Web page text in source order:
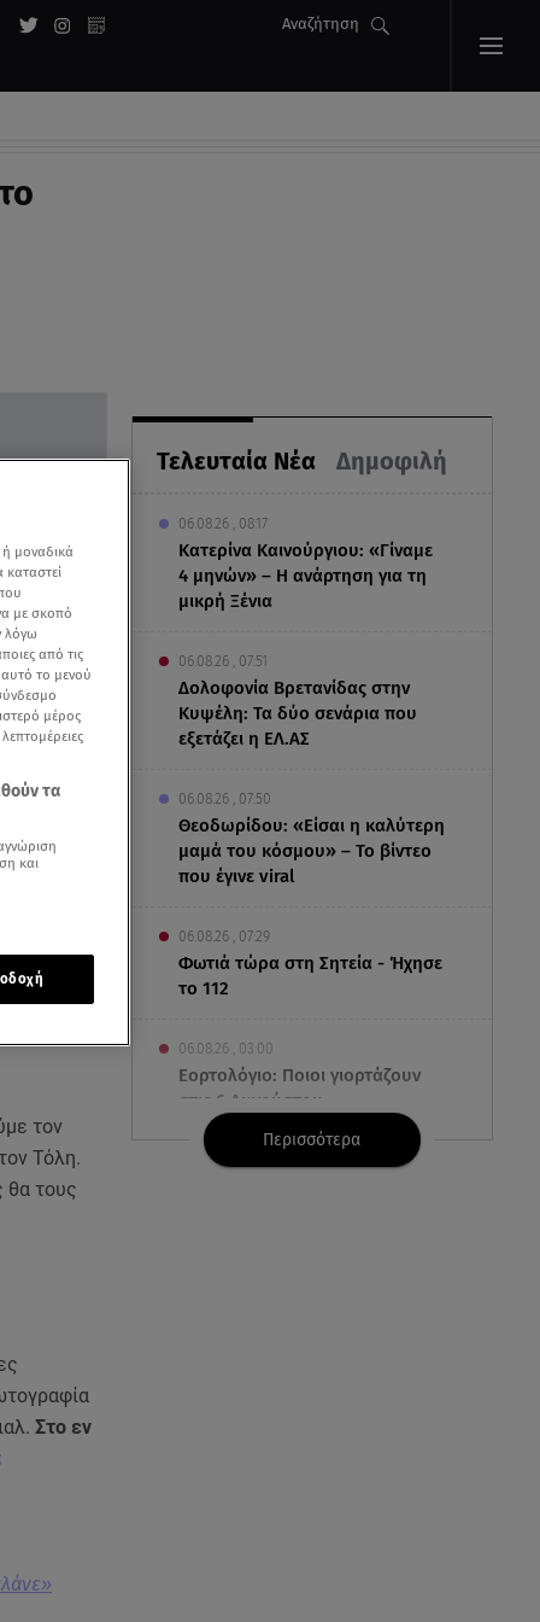
Αναζήτηση
Τελευταία Νέα Δημοφιλή
06.08.26 , 08:17
Κατερίνα Καινούργιου: «Γίναμε
4 μηνών» – Η ανάρτηση για τη
μικρή Ξένια
06.08.26 , 07:51
Δολοφονία Βρετανίδας στην
Κυψέλη: Τα δύο σενάρια που
εξετάζει η ΕΛ.ΑΣ
06.08.26 , 07:50
Θεοδωρίδου: «Είσαι η καλύτερη
μαμά του κόσμου» – Το βίντεο
που έγινε viral
06.08.26 , 07:29
Φωτιά τώρα στη Σητεία - Ήχησε
το 112
06.08.26 , 03:00
Εορτολόγιο: Ποιοι γιορτάζουν
στις 6 Αυγούστου
05.08.26 , 23:39
Περισσότερα
Σαμαρά) με
τον
Τόλη.
θα τους
Στο εν
μοναδικά
με σκοπό
λόγω
από τις
αυτό το μενού
μέρος
τα
και